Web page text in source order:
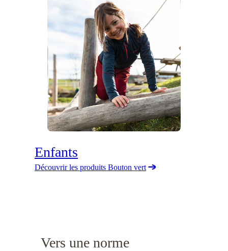
Enfants
Découvrir les produits Bouton vert
Vers une norme